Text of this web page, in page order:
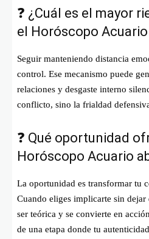
❓ ¿Cuál es el mayor
el Horóscopo
Seguir manteniendo distancia
control. Ese mecanismo puede
relaciones y desgaste interno
conflicto, sino la frialdad
❓ Qué oportunidad
Horóscopo Acuario
La oportunidad es transformar tu
Cuando eliges implicarte sin
ser teórica y se convierte en
de una etapa donde tu